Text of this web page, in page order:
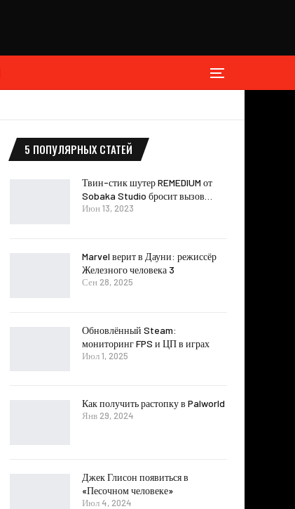
5 ПОПУЛЯРНЫХ СТАТЕЙ
Твин-стик шутер REMEDIUM от
Sobaka Studio бросит вызов…
Июн 13, 2023
Marvel верит в Дауни: режиссёр
Железного человека 3
Сен 28, 2025
Обновлённый Steam:
мониторинг FPS и ЦП в играх
Июл 1, 2025
Как получить растопку в Palworld
Янв 29, 2024
Джек Глисон появиться в
«Песочном человеке»
Июл 4, 2024